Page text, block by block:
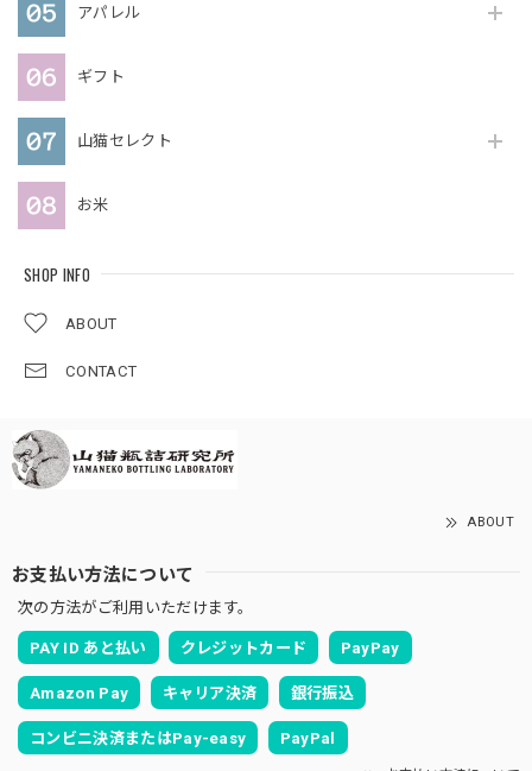
アパレル
ギフト
山猫セレクト
お米
SHOP INFO
ABOUT
CONTACT
ABOUT
お支払い方法について
次の方法がご利用いただけます。
PAY ID あと払い クレジットカード PayPay
Amazon Pay キャリア決済 銀行振込
コンビニ決済またはPay-easy PayPal